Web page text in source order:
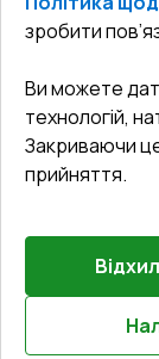
Договір
Сайт
зробити
Ви можете
технологій,
Закриваючи
прийняття.